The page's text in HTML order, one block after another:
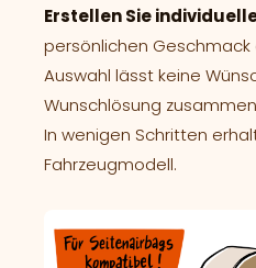
Erstellen Sie
persönlichen
Auswahl lässt keine
Wunschlösung
In wenigen Schritten
Fahrzeugmodell.